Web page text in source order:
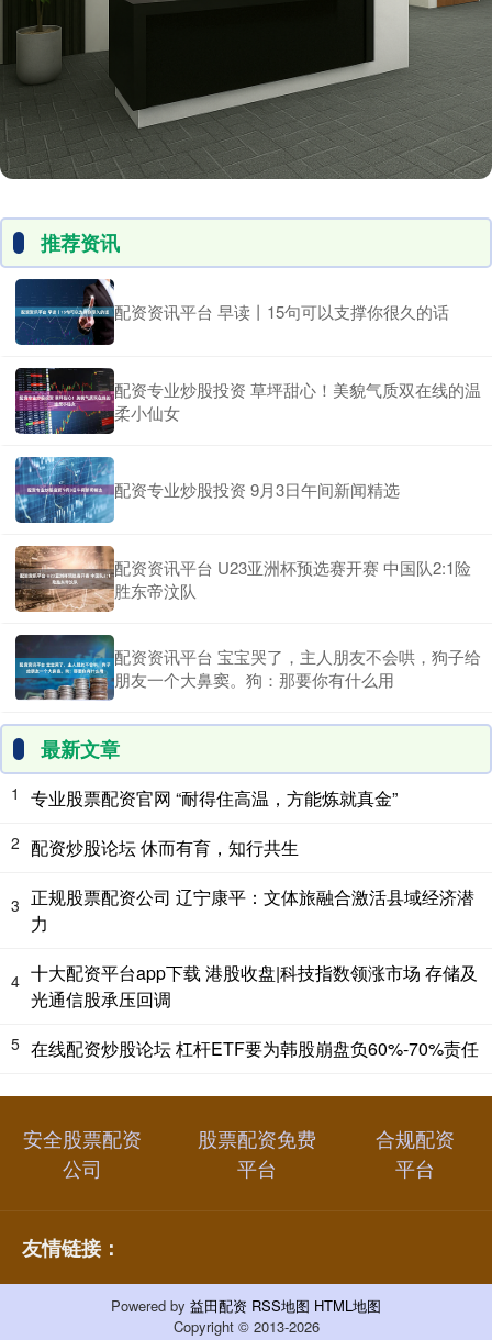
推荐资讯
配资资讯平台 早读丨15句可以支撑你很久的话
配资专业炒股投资 草坪甜心！美貌气质双在线的温
柔小仙女
配资专业炒股投资 9月3日午间新闻精选
配资资讯平台 U23亚洲杯预选赛开赛 中国队2:1险
胜东帝汶队
配资资讯平台 宝宝哭了，主人朋友不会哄，狗子给
朋友一个大鼻窦。狗：那要你有什么用
最新文章
1 专业股票配资官网 “耐得住高温，方能炼就真金”
2 配资炒股论坛 休而有育，知行共生
3 正规股票配资公司 辽宁康平：文体旅融合激活县域经济潜
力
4 十大配资平台app下载 港股收盘|科技指数领涨市场 存储及
光通信股承压回调
5 在线配资炒股论坛 杠杆ETF要为韩股崩盘负60%-70%责任
安全股票配资
公司
股票配资免费
平台
合规配资
平台
友情链接：
Powered by 益田配资 RSS地图 HTML地图
Copyright © 2013-2026